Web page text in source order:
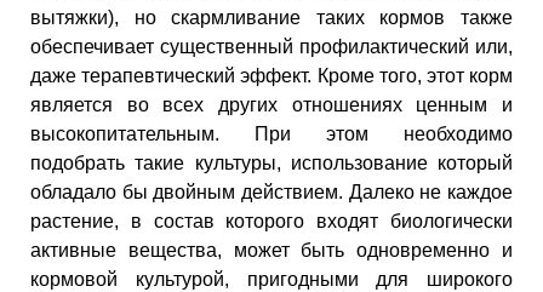
вытяжки), но скармливание таких кормов также
обеспечивает существенный профилактический или,
даже терапевтический эффект. Кроме того, этот корм
является во всех других отношениях ценным и
высокопитательным. При этом необходимо
подобрать такие культуры, использование который
обладало бы двойным действием. Далеко не каждое
растение, в состав которого входят биологически
активные вещества, может быть одновременно и
кормовой культурой, пригодными для широкого